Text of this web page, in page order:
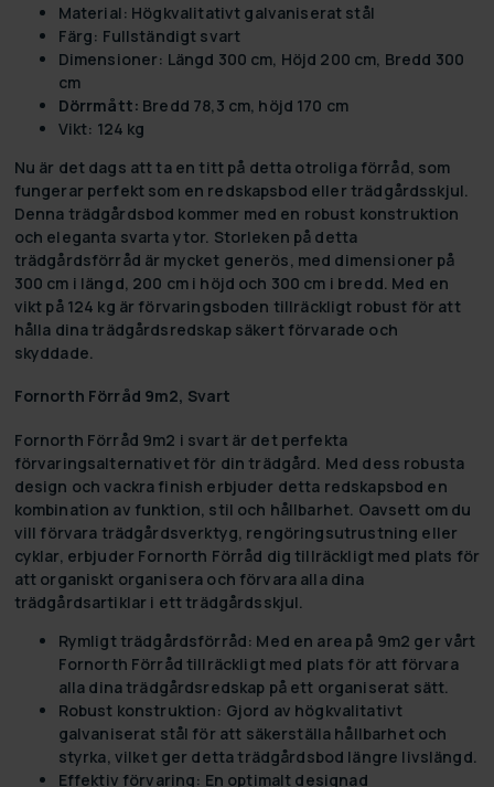
Material: Högkvalitativt galvaniserat stål
Färg: Fullständigt svart
Dimensioner: Längd 300 cm, Höjd 200 cm, Bredd 300
cm
Dörrmått: Bredd 78,3 cm, höjd 170 cm
Vikt: 124 kg
Nu är det dags att ta en titt på detta otroliga förråd, som
fungerar perfekt som en redskapsbod eller trädgårdsskjul.
Denna trädgårdsbod kommer med en robust konstruktion
och eleganta svarta ytor. Storleken på detta
trädgårdsförråd är mycket generös, med dimensioner på
300 cm i längd, 200 cm i höjd och 300 cm i bredd. Med en
vikt på 124 kg är förvaringsboden tillräckligt robust för att
hålla dina trädgårdsredskap säkert förvarade och
skyddade.
Fornorth Förråd 9m2, Svart
Fornorth Förråd 9m2 i svart är det perfekta
förvaringsalternativet för din trädgård. Med dess robusta
design och vackra finish erbjuder detta redskapsbod en
kombination av funktion, stil och hållbarhet. Oavsett om du
vill förvara trädgårdsverktyg, rengöringsutrustning eller
cyklar, erbjuder Fornorth Förråd dig tillräckligt med plats för
att organiskt organisera och förvara alla dina
trädgårdsartiklar i ett trädgårdsskjul.
Rymligt trädgårdsförråd: Med en area på 9m2 ger vårt
Fornorth Förråd tillräckligt med plats för att förvara
alla dina trädgårdsredskap på ett organiserat sätt.
Robust konstruktion: Gjord av högkvalitativt
galvaniserat stål för att säkerställa hållbarhet och
styrka, vilket ger detta trädgårdsbod längre livslängd.
Effektiv förvaring: En optimalt designad